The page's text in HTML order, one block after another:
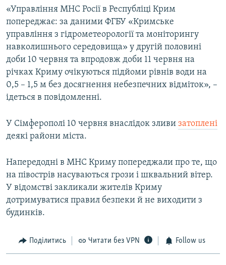
«Управління МНС Росії в Республіці Крим
попереджає: за даними ФГБУ «Кримське
управління з гідрометеорології та моніторингу
навколишнього середовища» у другій половині
доби 10 червня та впродовж доби 11 червня на
річках Криму очікуються підйоми рівнів води на
0,5 – 1,5 м без досягнення небезпечних відміток», –
ідеться в повідомленні.
У Сімферополі 10 червня внаслідок зливи затоплені
деякі райони міста.
Напередодні в МНС Криму попереджали про те, що
на півострів насуваються грози і шквальний вітер.
У відомстві закликали жителів Криму
дотримуватися правил безпеки й не виходити з
будинків.
Поділитись Читати без VPN Follow us